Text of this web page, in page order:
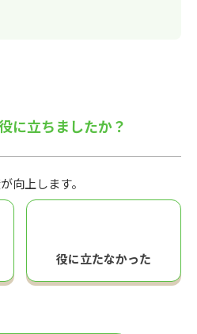
に立ちましたか？
向上します。
役に立たなかった